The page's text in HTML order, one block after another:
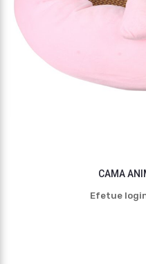
CAMA
Efetue